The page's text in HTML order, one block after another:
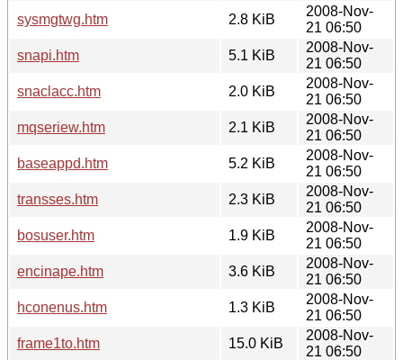
sysmgtwg.htm
2.8 KiB
2008-Nov-
21 06:50
snapi.htm
5.1 KiB
2008-Nov-
21 06:50
snaclacc.htm
2.0 KiB
2008-Nov-
21 06:50
mqseriew.htm
2.1 KiB
2008-Nov-
21 06:50
baseappd.htm
5.2 KiB
2008-Nov-
21 06:50
transses.htm
2.3 KiB
2008-Nov-
21 06:50
bosuser.htm
1.9 KiB
2008-Nov-
21 06:50
encinape.htm
3.6 KiB
2008-Nov-
21 06:50
hconenus.htm
1.3 KiB
2008-Nov-
21 06:50
frame1to.htm
15.0 KiB
2008-Nov-
21 06:50